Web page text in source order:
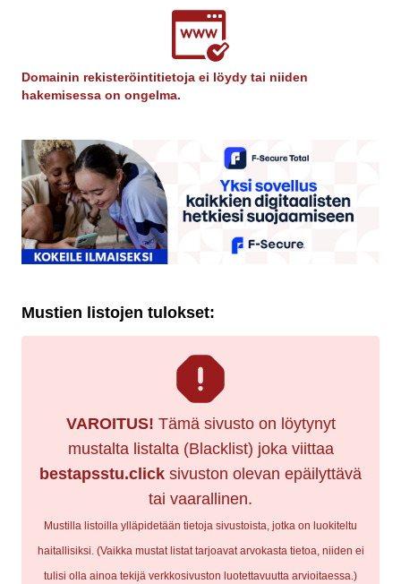
Domainin rekisteröintitietoja ei löydy tai niiden
hakemisessa on ongelma.
Mustien listojen tulokset:
VAROITUS! Tämä sivusto on löytynyt
mustalta listalta (Blacklist) joka viittaa
bestapsstu.click sivuston olevan epäilyttävä
tai vaarallinen.
Mustilla listoilla ylläpidetään tietoja sivustoista, jotka on luokiteltu
haitallisiksi. (Vaikka mustat listat tarjoavat arvokasta tietoa, niiden ei
tulisi olla ainoa tekijä verkkosivuston luotettavuutta arvioitaessa.)